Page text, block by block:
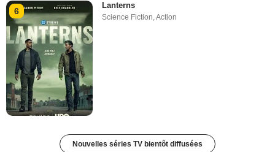
6
Lanterns
Science Fiction,Action
Nouvelles séries TV bientôt diffusées